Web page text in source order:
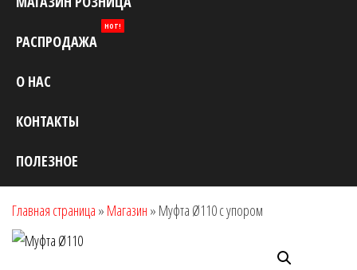
РАСПРОДАЖА
HOT!
О НАС
КОНТАКТЫ
ПОЛЕЗНОЕ
Главная страница » Магазин » Муфта Ø110 с упором